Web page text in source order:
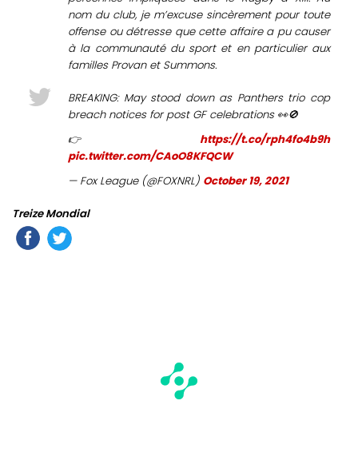
nom du club, je m’excuse sincèrement pour toute
offense ou détresse que cette affaire a pu causer
à la communauté du sport et en particulier aux
familles Provan et Summons.
BREAKING: May stood down as Panthers trio cop
breach notices for post GF celebrations 👀🚫
👉 https://t.co/rph4fo4b9h
pic.twitter.com/CAoO8KFQCW
— Fox League (@FOXNRL) October 19, 2021
Treize Mondial